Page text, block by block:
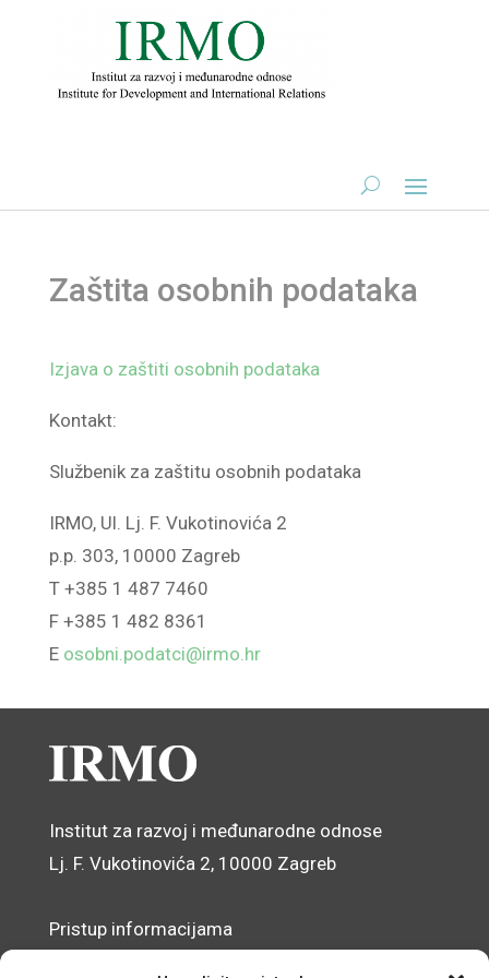
Zaštita osobnih podataka
Izjava o zaštiti osobnih podataka
Kontakt:
Službenik za zaštitu osobnih podataka
IRMO, Ul. Lj. F. Vukotinovića 2
p.p. 303, 10000 Zagreb
T +385 1 487 7460
F +385 1 482 8361
E osobni.podatci@irmo.hr
Institut za razvoj i međunarodne odnose
Lj. F. Vukotinovića 2, 10000 Zagreb
Pristup informacijama